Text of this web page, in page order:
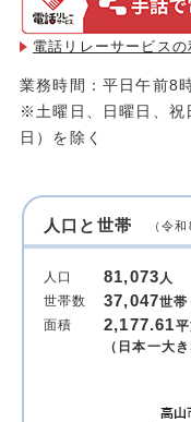
電話リレーサービスの
業務時間：平日午前8
※土曜日、日曜日、祝
日）を除く
人口と世帯 （令
人口 81,073人
世帯数
37,047世帯
面積
2,177.61
（日本一大き